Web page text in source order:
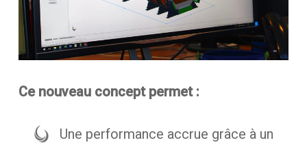
Ce nouveau concept permet :
Une performance accrue grâce à un